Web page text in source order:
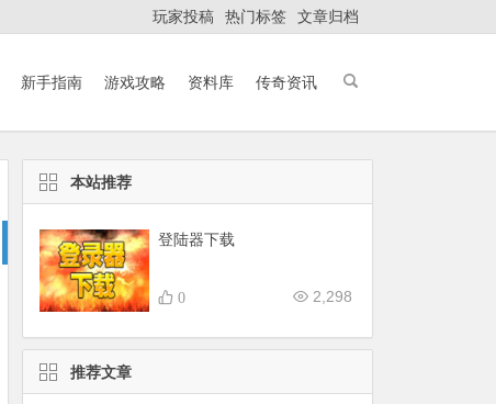
玩家投稿 热门标签 文章归档
新手指南 游戏攻略 资料库 传奇资讯
本站推荐
登陆器下载
2,298
0
推荐文章